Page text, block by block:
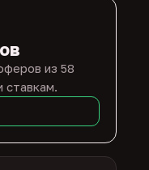
из 58
ставкам.